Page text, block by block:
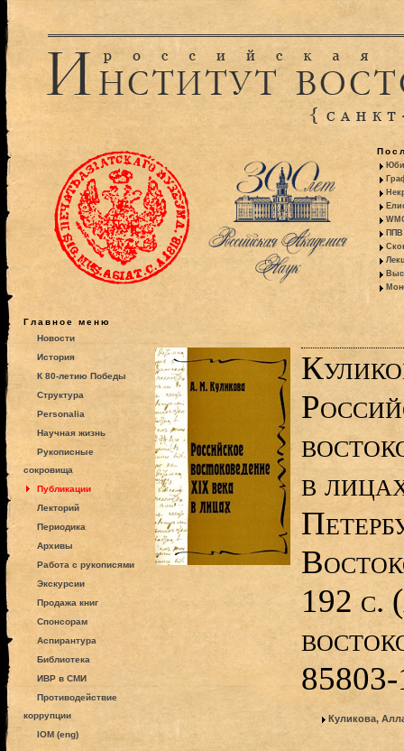
ППВ
Главное меню
Новости
История
К 80-летию Победы
Структура
Personalia
Научная жизнь
Рукописные
сокровища
Публикации
Лекторий
Периодика
Архивы
Работа с рукописями
Экскурсии
Продажа книг
Спонсорам
Аспирантура
Библиотека
ИВР в СМИ
Противодействие
коррупции
IOM (eng)
в
192 с.
Куликова,